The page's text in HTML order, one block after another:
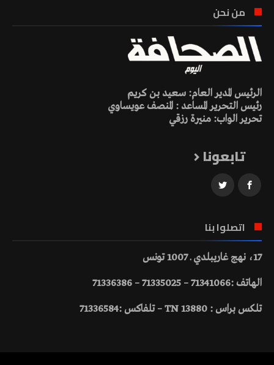
من نحن
الرئيس المدير العام: سعيد بن كريم
رئيس التحرير المساعد : المنصف عويساوي
تحرير الواب: منيرة رزقي
تابعونا
اتصلوا بنا
17، نهج غاريبلدي ـ 1007 تونس
الهاتف :71341066 – 71335025 – 71336386
تلكس براس : 13880 TN – تلفاكس :71336584